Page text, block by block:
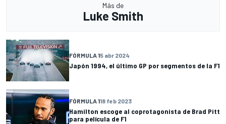
Más de
Luke Smith
FÓRMULA 15 abr 2024
Japón 1994, el último GP por segmentos de la F1
FÓRMULA 118 feb 2023
Hamilton escoge al coprotagonista de Brad Pitt
para película de F1